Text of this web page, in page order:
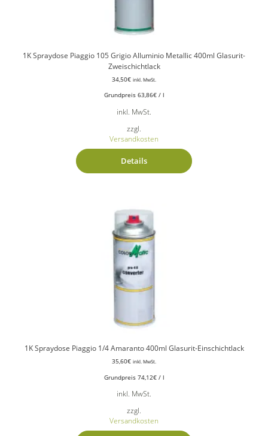
1K Spraydose Piaggio 105 Grigio Alluminio Metallic 400ml Glasurit-
Zweischichtlack
34,50€ inkl. MwSt.
Grundpreis 63,86€/ l
inkl. MwSt.
zzgl.
Versandkosten
Details
1K Spraydose Piaggio 1/4 Amaranto 400ml Glasurit-Einschichtlack
35,60€ inkl. MwSt.
Grundpreis 74,12€/ l
inkl. MwSt.
zzgl.
Versandkosten